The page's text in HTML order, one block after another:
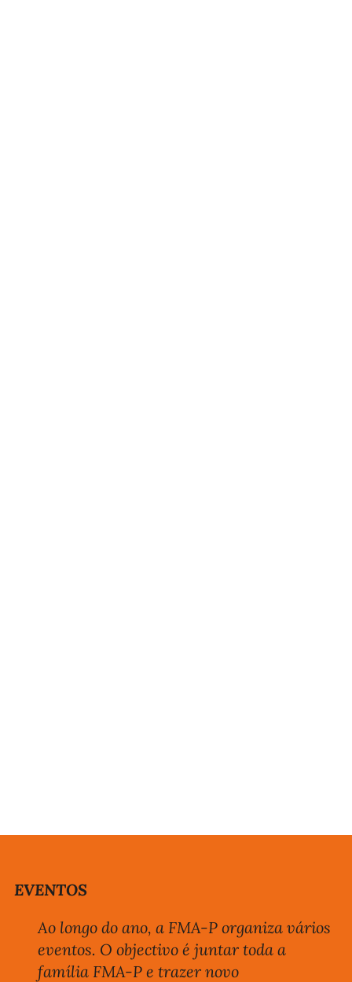
EVENTOS
Ao longo do ano, a FMA-P organiza vários
eventos. O objectivo é juntar toda a
família FMA-P e trazer novo